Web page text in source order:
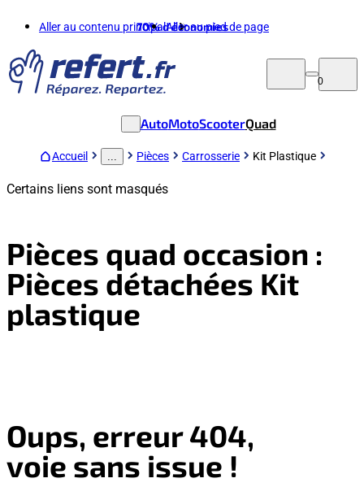
Aller au contenu principalAller au pied de page
70%d'économies
0
AutoMotoScooterQuad
Accueil Pièces Carrosserie Kit Plastique
Certains liens sont masqués
Pièces quad occasion :
Pièces détachées Kit
plastique
Oups, erreur 404,
voie sans issue !